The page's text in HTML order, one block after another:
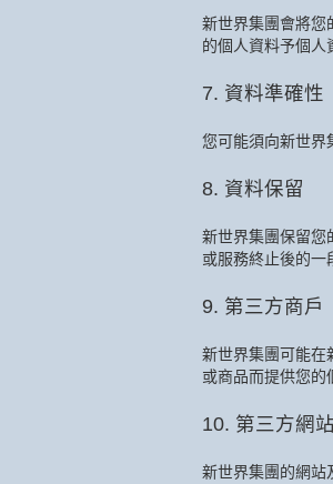
新世界集團會將您
的個人資料予個人
7. 資料準確性
您可能須向新世界
8. 資料保留
新世界集團保留您
或服務終止後的一
9. 第三方商戶
新世界集團可能在
或商品而提供您的
10. 第三方網
新世界集團的網站